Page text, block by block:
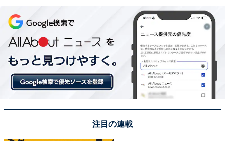
っており、天井の高い開放的な空間が広がっています。
注目の連載